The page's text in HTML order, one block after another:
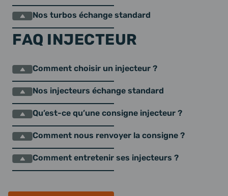
Nos turbos échange standard
FAQ INJECTEUR
Comment choisir un injecteur ?
Nos injecteurs échange standard
Qu’est-ce qu’une consigne injecteur ?
Comment nous renvoyer la consigne ?
Comment entretenir ses injecteurs ?